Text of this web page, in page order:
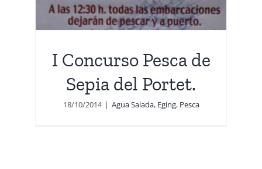
I Concurso Pesca de
Sepia del Portet.
18/10/2014 | Agua Salada, Eging, Pesca